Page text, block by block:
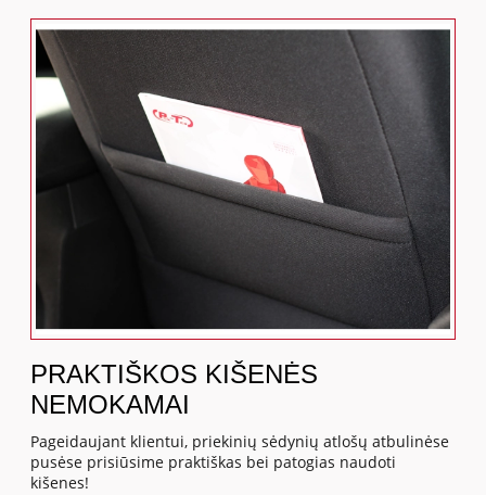
PRAKTIŠKOS KIŠENĖS
NEMOKAMAI
Pageidaujant klientui, priekinių sėdynių atlošų atbulinėse
pusėse prisiūsime praktiškas bei patogias naudoti
kišenes!